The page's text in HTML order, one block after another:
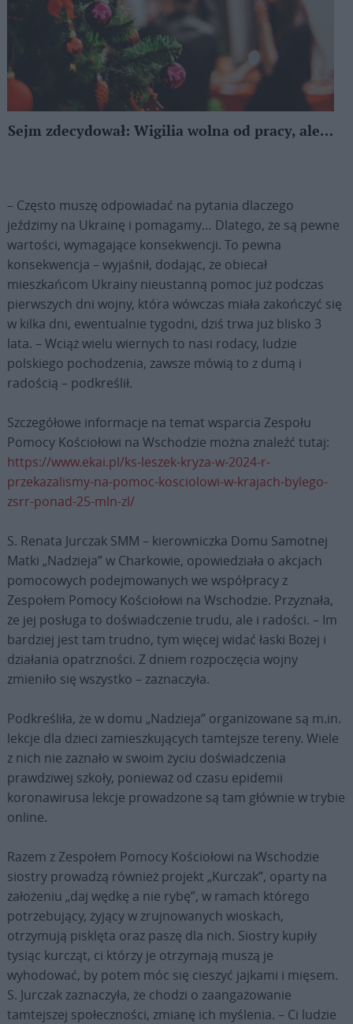
Sejm zdecydował: Wigilia wolna od pracy, ale…
– Często muszę odpowiadać na pytania dlaczego
jeździmy na Ukrainę i pomagamy… Dlatego, że są pewne
wartości, wymagające konsekwencji. To pewna
konsekwencja – wyjaśnił, dodając, że obiecał
mieszkańcom Ukrainy nieustanną pomoc już podczas
pierwszych dni wojny, która wówczas miała zakończyć się
w kilka dni, ewentualnie tygodni, dziś trwa już blisko 3
lata. – Wciąż wielu wiernych to nasi rodacy, ludzie
polskiego pochodzenia, zawsze mówią to z dumą i
radością – podkreślił.
Szczegółowe informacje na temat wsparcia Zespołu
Pomocy Kościołowi na Wschodzie można znaleźć tutaj:
https://www.ekai.pl/ks-leszek-kryza-w-2024-r-
przekazalismy-na-pomoc-kosciolowi-w-krajach-bylego-
zsrr-ponad-25-mln-zl/
S. Renata Jurczak SMM – kierowniczka Domu Samotnej
Matki „Nadzieja” w Charkowie, opowiedziała o akcjach
pomocowych podejmowanych we współpracy z
Zespołem Pomocy Kościołowi na Wschodzie. Przyznała,
że jej posługa to doświadczenie trudu, ale i radości. – Im
bardziej jest tam trudno, tym więcej widać łaski Bożej i
działania opatrzności. Z dniem rozpoczęcia wojny
zmieniło się wszystko – zaznaczyła.
Podkreśliła, że w domu „Nadzieja” organizowane są m.in.
lekcje dla dzieci zamieszkujących tamtejsze tereny. Wiele
z nich nie zaznało w swoim życiu doświadczenia
prawdziwej szkoły, ponieważ od czasu epidemii
koronawirusa lekcje prowadzone są tam głównie w trybie
online.
Razem z Zespołem Pomocy Kościołowi na Wschodzie
siostry prowadzą również projekt „Kurczak”, oparty na
założeniu „daj wędkę a nie rybę”, w ramach którego
potrzebujący, żyjący w zrujnowanych wioskach,
otrzymują pisklęta oraz paszę dla nich. Siostry kupiły
tysiąc kurcząt, ci którzy je otrzymają muszą je
wyhodować, by potem móc się cieszyć jajkami i mięsem.
S. Jurczak zaznaczyła, że chodzi o zaangażowanie
tamtejszej społeczności, zmianę ich myślenia. – Ci ludzie